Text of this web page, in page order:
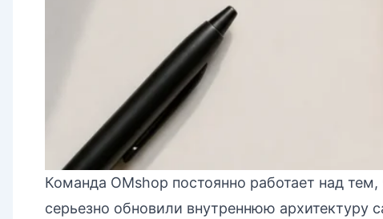
Команда OMshop постоянно работает над
серьезно обновили внутреннюю архитектуру